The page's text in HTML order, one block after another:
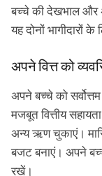
बच्चे की देखभाल और
यह दोनों भागीदारों
अपने वित्त को
अपने बच्चे को
मजबूत वित्तीय
अन्य ऋण चुकाएं।
बजट बनाएं। अपने
रखें।